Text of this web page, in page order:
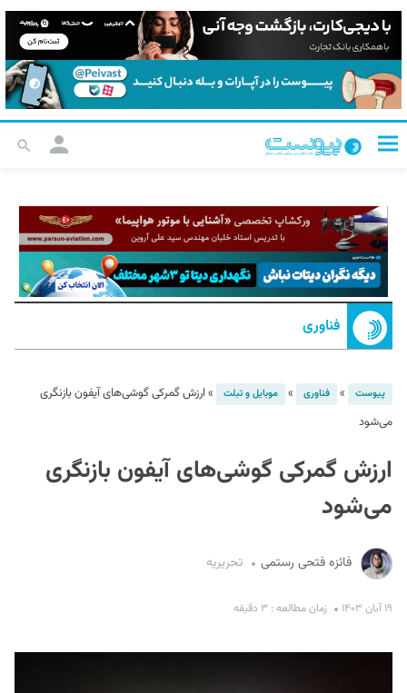
فناوری
پیوست » فناوری » موبایل و تبلت » ارزش گمرکی گوشی‌های آیفون بازنگری
می‌شود
ارزش گمرکی گوشی‌های آیفون بازنگری
می‌شود
فائزه فتحی رستمی تحریریه
۱۹ آبان ۱۴۰۳ زمان مطالعه : ۳ دقیقه